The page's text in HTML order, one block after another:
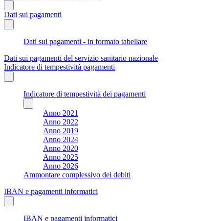
Dati sui pagamenti
Dati sui pagamenti - in formato tabellare
Dati sui pagamenti del servizio sanitario nazionale
Indicatore di tempestività pagamenti
Indicatore di tempestività dei pagamenti
Anno 2021
Anno 2022
Anno 2019
Anno 2024
Anno 2020
Anno 2025
Anno 2026
Ammontare complessivo dei debiti
IBAN e pagamenti informatici
IBAN e pagamenti informatici